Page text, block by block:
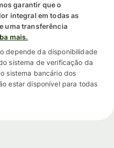
garantir que o
integral em todas as
uma transferência
mais.
depende da disponibilidade
sistema de verificação da
sistema bancário dos
estar disponível para todas